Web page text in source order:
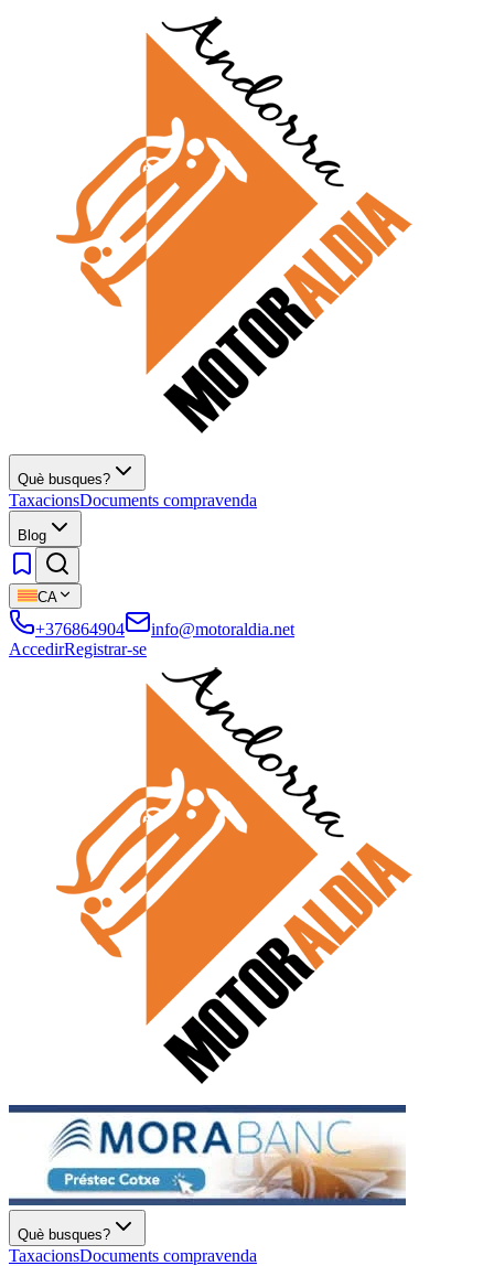
Què busques?
TaxacionsDocuments compravenda
Blog
CA
+376864904
info@motoraldia.net
AccedirRegistrar-se
Què busques?
TaxacionsDocuments compravenda